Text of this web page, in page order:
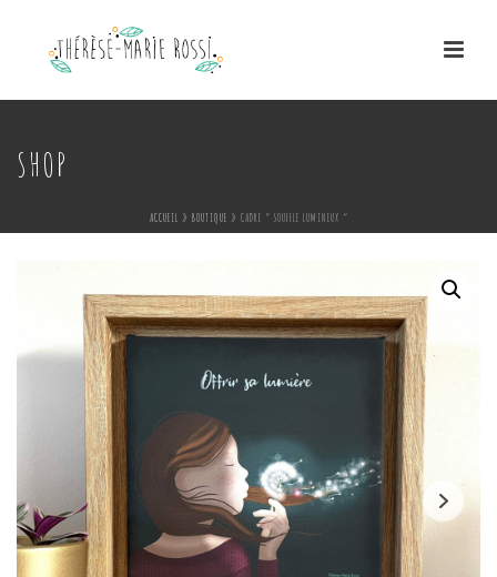
SHOP
ACCUEIL » BOUTIQUE » CADRE ” SOUFFLE LUMINEUX “